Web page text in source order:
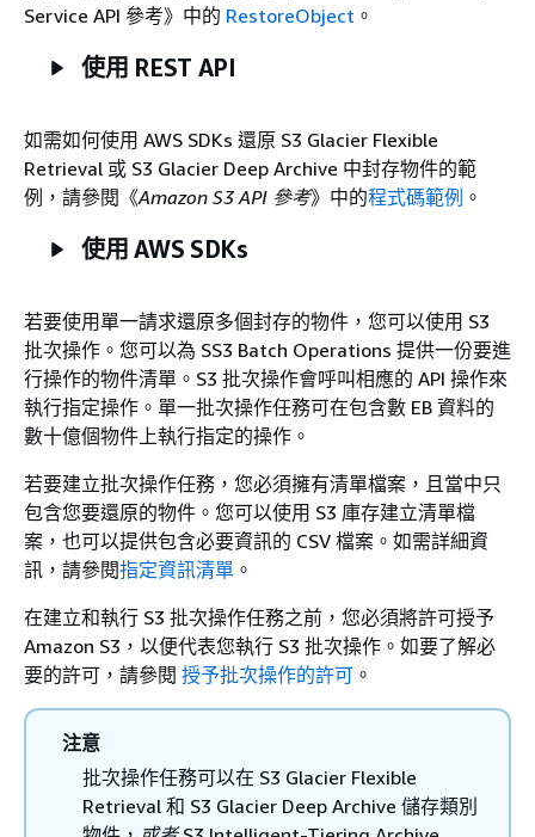
Service API 參考》 中的 RestoreObject 。
使用 REST API
如需如何使用 AWS SDKs 還原 S3 Glacier Flexible
Retrieval 或 S3 Glacier Deep Archive 中封存物件的範
例，請參閱《Amazon S3 API 參考》中的程式碼範例 。
使用 AWS SDKs
若要使用單一請求還原多個封存的物件，您可以使用 S3
批次操作。您可以為 SS3 Batch Operations 提供一份要進
行操作的物件清單。S3 批次操作會呼叫相應的 API 操作來
執行指定操作。單一批次操作任務可在包含數 EB 資料的
數十億個物件上執行指定的操作。
若要建立批次操作任務，您必須擁有清單檔案，且當中只
包含您要還原的物件。您可以使用 S3 庫存建立清單檔
案，也可以提供包含必要資訊的 CSV 檔案。如需詳細資
訊，請參閱指定資訊清單 。
在建立和執行 S3 批次操作任務之前，您必須將許可授予
Amazon S3，以便代表您執行 S3 批次操作。如要了解必
要的許可，請參閱 授予批次操作的許可 。
注意
批次操作任務可以在 S3 Glacier Flexible
Retrieval 和 S3 Glacier Deep Archive 儲存類別